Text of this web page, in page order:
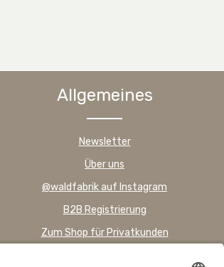
Allgemeines
Newsletter
Über uns
@waldfabrik auf Instagram
B2B Registrierung
Zum Shop für Privatkunden